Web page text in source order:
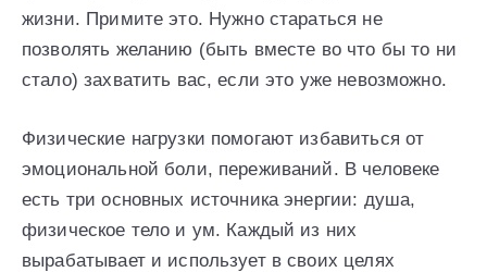
жизни. Примите это. Нужно стараться не
позволять желанию (быть вместе во что бы то ни
стало) захватить вас, если это уже невозможно.
Физические нагрузки помогают избавиться от
эмоциональной боли, переживаний. В человеке
есть три основных источника энергии: душа,
физическое тело и ум. Каждый из них
вырабатывает и использует в своих целях